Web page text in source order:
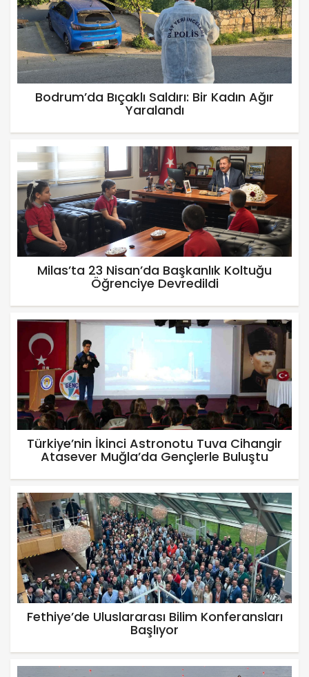
Bodrum’da Bıçaklı Saldırı: Bir Kadın Ağır
Yaralandı
Milas’ta 23 Nisan’da Başkanlık Koltuğu
Öğrenciye Devredildi
Türkiye’nin İkinci Astronotu Tuva Cihangir
Atasever Muğla’da Gençlerle Buluştu
Fethiye’de Uluslararası Bilim Konferansları
Başlıyor